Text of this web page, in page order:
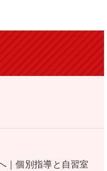
｜個別指導と自習室